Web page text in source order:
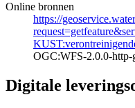
Online bronnen
https://
OGC:WFS-2.0.0-http-
Digitale